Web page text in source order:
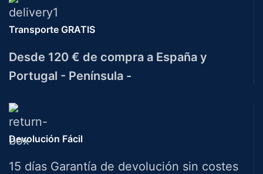
Transporte GRATIS
Desde 120 € de compra a España y
Portugal - Península -
Devolución Fácil
15 días Garantía de devolución sin costes